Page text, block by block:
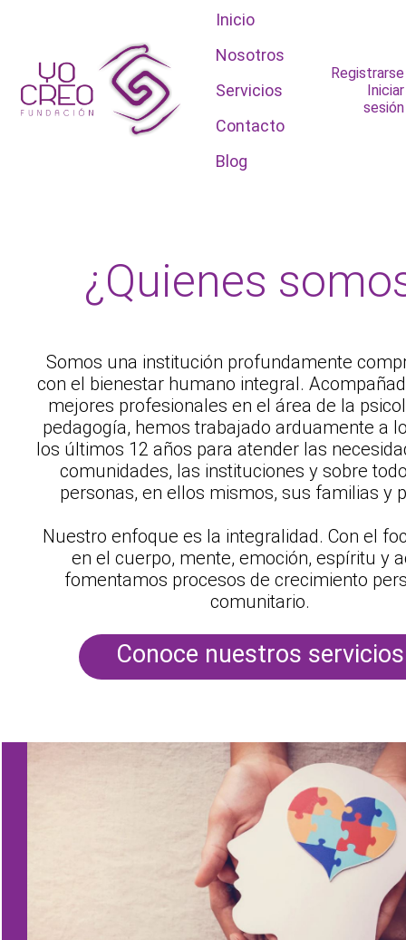
Inicio
Nosotros
Servicios
Contacto
Blog
Registrarse
Iniciar
sesión
¿Quienes
Somos una institución profundamente
con el bienestar humano integral.
mejores profesionales en el área de la
pedagogía, hemos trabajado arduamente a
los últimos 12 años para atender las
comunidades, las instituciones y sobre
personas, en ellos mismos, sus familias y
Nuestro enfoque es la integralidad. Con el
en el cuerpo, mente, emoción, espíritu y
fomentamos procesos de crecimiento
comunitario.
Conoce nuestros servicios